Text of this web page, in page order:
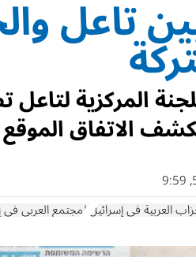
تاعل
المركزية
الاتفاق
العربية في إسرائيلالمجتمع العربي في